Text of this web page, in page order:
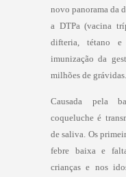
novo panorama da
a DTPa (vacina
difteria, tétano e
imunização da
milhões de grávidas.
Causada pela
coqueluche é
de saliva. Os
febre baixa e
crianças e nos